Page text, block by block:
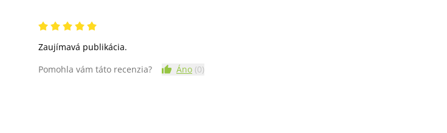
Zaujímavá publikácia.
Pomohla vám táto recenzia?
Áno (0)